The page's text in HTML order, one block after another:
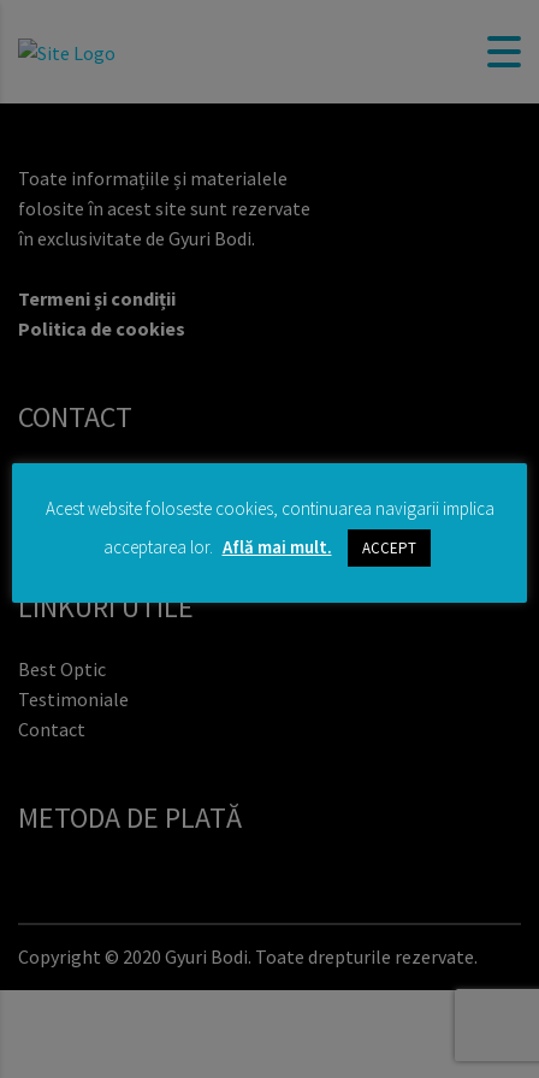
Toate informațiile și materialele
folosite în acest site sunt rezervate
în exclusivitate de Gyuri Bodi.
Termeni și condiții
Politica de cookies
CONTACT
LINKURI UTILE
Best Optic
Testimoniale
Contact
METODA DE PLATĂ
Copyright © 2020 Gyuri Bodi. Toate drepturile rezervate.
Acest website foloseste cookies, continuarea navigarii implica
acceptarea lor. Află mai mult. ACCEPT